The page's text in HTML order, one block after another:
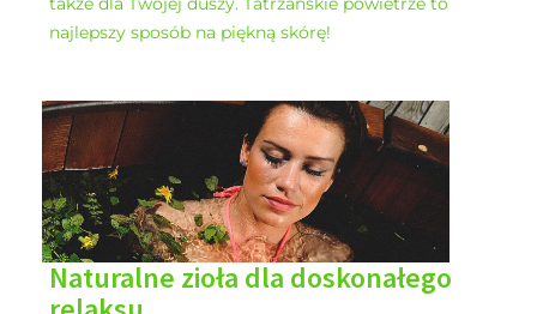
najlepszy sposób na piękną skórę!
Naturalne zioła dla doskonałego